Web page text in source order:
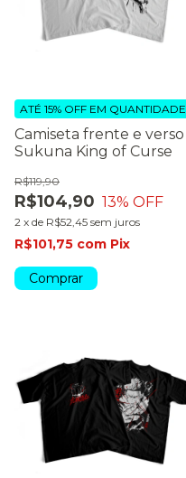
Camiseta frente e verso
Sukuna King of Curse
R$104,90
R$119,90
13% OFF
2 x de R$52,45 sem juros
ATÉ 15% OFF EM QUANTIDADE
R$101,75 com Pix
Comprar